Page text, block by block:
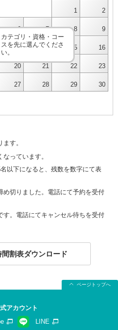
1 2
6 7 8 9
13 14 15 16
20 21 22 23
27 28 29 30
カテゴリ・資格・コー
スを先に選んでくださ
い。
す。
なっています。
以下になると、残数を数字にて表
め切りました。電話にて予約を受付
す。電話にてキャンセル待ちを受付
割表ダウンロード
ページトップへ
アカウント
LINE